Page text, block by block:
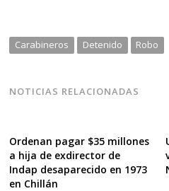
Carabineros Detenido Robo
NOTICIAS RELACIONADAS
Ordenan pagar $35 millones
a hija de exdirector de
Indap desaparecido en 1973
en Chillán